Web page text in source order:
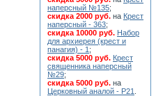
наперсный №135;
скидка 2000 руб. на Крест
наперсный - 363;
скидка 10000 руб. Набор
для архиерея (крест и
панагия) - 1 ;
скидка 5000 руб. Крест
священника наперсный
№29;
скидка 5000 руб. на
Церковный аналой - Р21